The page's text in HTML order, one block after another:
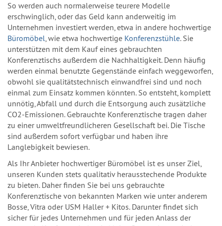
So werden auch normalerweise teurere Modelle
erschwinglich, oder das Geld kann anderweitig im
Unternehmen investiert werden, etwa in andere hochwertige
Büromöbel, wie etwa hochwertige Konferenzstühle. Sie
unterstützen mit dem Kauf eines gebrauchten
Konferenztischs außerdem die Nachhaltigkeit. Denn häufig
werden einmal benutzte Gegenstände einfach weggeworfen,
obwohl sie qualitätstechnisch einwandfrei sind und noch
einmal zum Einsatz kommen könnten. So entsteht, komplett
unnötig, Abfall und durch die Entsorgung auch zusätzliche
CO2-Emissionen. Gebrauchte Konferenztische tragen daher
zu einer umweltfreundlicheren Gesellschaft bei. Die Tische
sind außerdem sofort verfügbar und haben ihre
Langlebigkeit bewiesen.
Als Ihr Anbieter hochwertiger Büromöbel ist es unser Ziel,
unseren Kunden stets qualitativ herausstechende Produkte
zu bieten. Daher finden Sie bei uns gebrauchte
Konferenztische von bekannten Marken wie unter anderem
Bosse, Vitra oder USM Haller + Kitos. Darunter findet sich
sicher für jedes Unternehmen und für jeden Anlass der